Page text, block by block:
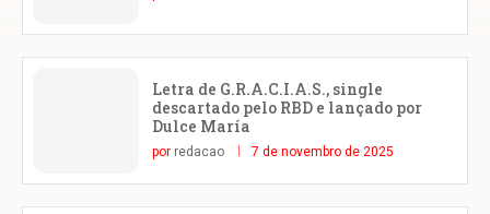
Letra de G.R.A.C.I.A.S., single
descartado pelo RBD e lançado por
Dulce María
por redacao 7 de novembro de 2025